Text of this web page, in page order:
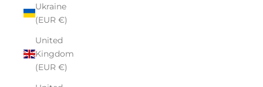
Ukraine
(EUR €)
United
Kingdom
(EUR €)